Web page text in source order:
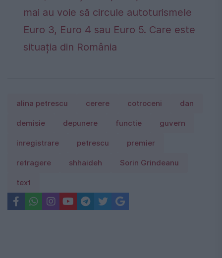
mai au voie să circule autoturismele
Euro 3, Euro 4 sau Euro 5. Care este
situația din România
alina petrescu cerere cotroceni dan
demisie depunere functie guvern
inregistrare petrescu premier
retragere shhaideh Sorin Grindeanu
text